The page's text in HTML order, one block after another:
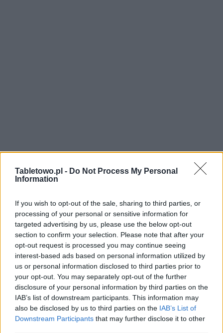
Tabletowo.pl - Do Not Process My Personal
Information
If you wish to opt-out of the sale, sharing to third parties, or
processing of your personal or sensitive information for
targeted advertising by us, please use the below opt-out
section to confirm your selection. Please note that after your
opt-out request is processed you may continue seeing
interest-based ads based on personal information utilized by
us or personal information disclosed to third parties prior to
your opt-out. You may separately opt-out of the further
disclosure of your personal information by third parties on the
IAB’s list of downstream participants. This information may
also be disclosed by us to third parties on the IAB’s List of
Downstream Participants that may further disclose it to other